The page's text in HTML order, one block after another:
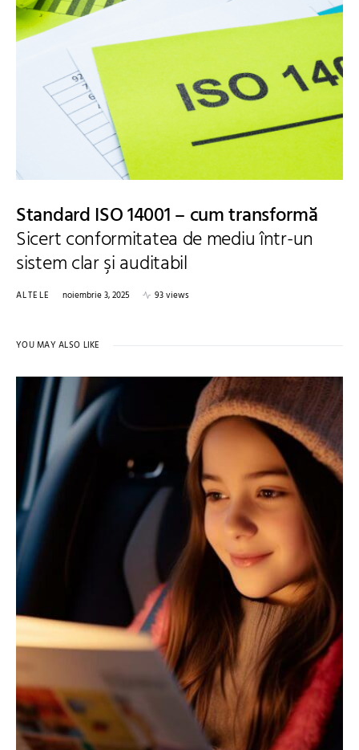
Standard ISO 14001 – cum transformă
Sicert conformitatea de mediu într-un
sistem clar şi auditabil
ALTELE noiembrie 3, 2025 93 views
YOU MAY ALSO LIKE